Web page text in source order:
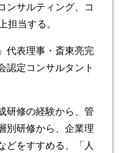
ンサルティング、コ
担当する。
代表理事・斎東亮完
認定コンサルタント
研修の経験から、 管
別研修から、 企業理
どをすすめる、
「人